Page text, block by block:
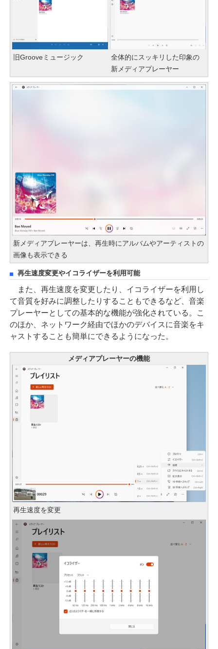
旧Grooveミュージック
全体的にスッキリした印象の
新メディアプレーヤー
新メディアプレーヤーは、再生時にアルバムやアーティストの
画像も表示できる
再生速度変更やイコライザーを利用可能
また、再生速度を変更したり、イコライザーを利用し
て音質を好みに調整したりすることもできるなど、音楽
プレーヤーとしての基本的な機能が強化されている。こ
のほか、ネットワーク経由でほかのデバイスに音楽をキ
ャストすることも簡単にできるようになった。
メディアプレーヤーの機能
再生速度を変更